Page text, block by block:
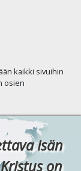
kaikki sivuihin
osien
Isän
on